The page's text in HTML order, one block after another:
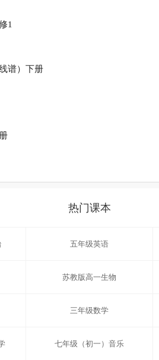
1
谱）下册
热门课本
五年级英语
苏教版高一生物
三年级数学
七年级（初一）音乐